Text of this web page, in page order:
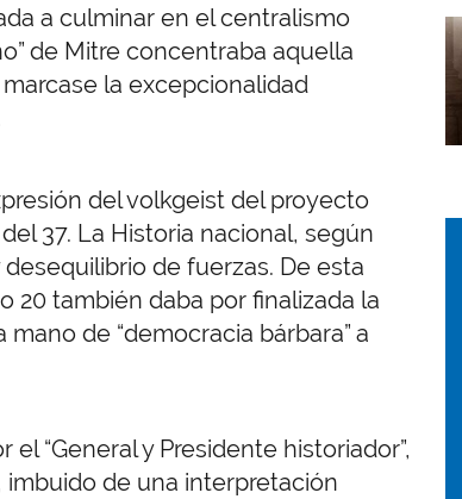
a culminar en el centralismo
de Mitre concentraba aquella
la excepcionalidad
del volkgeist del proyecto
37. La Historia nacional, según
de fuerzas. De esta
20 también daba por finalizada la
de “democracia bárbara” a
“General y Presidente historiador”,
de una interpretación